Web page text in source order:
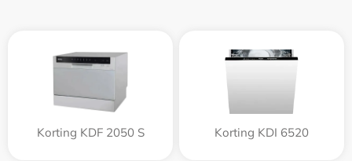
Korting KDF 2050 S Korting KDI 6520